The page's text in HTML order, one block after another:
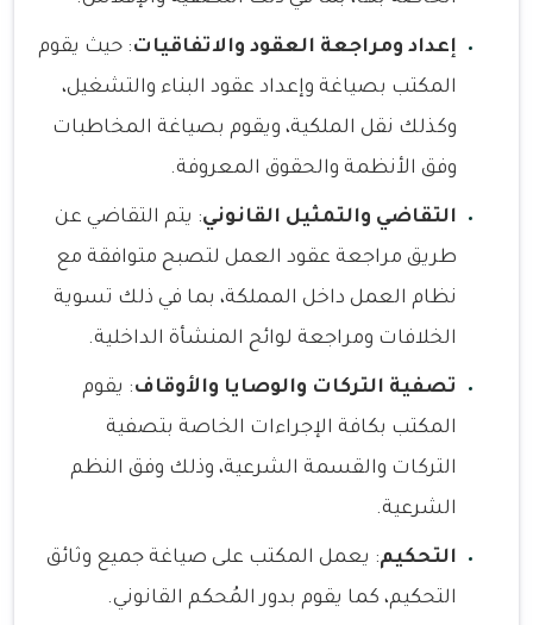
إعداد ومراجعة العقود والاتفاقيات: حيث يقوم
المكتب بصياغة وإعداد عقود البناء والتشغيل،
وكذلك نقل الملكية، ويقوم بصياغة المخاطبات
وفق الأنظمة والحقوق المعروفة.
التقاضي والتمثيل القانوني: يتم التقاضي عن
طريق مراجعة عقود العمل لتصبح متوافقة مع
نظام العمل داخل المملكة، بما في ذلك تسوية
الخلافات ومراجعة لوائح المنشأة الداخلية.
تصفية التركات والوصايا والأوقاف: يقوم
المكتب بكافة الإجراءات الخاصة بتصفية
التركات والقسمة الشرعية، وذلك وفق النظم
الشرعية.
التحكيم: يعمل المكتب على صياغة جميع وثائق
التحكيم، كما يقوم بدور المُحكم القانوني.